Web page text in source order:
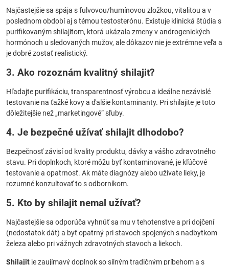
Najčastejšie sa spája s fulvovou/humínovou zložkou, vitalitou a v
poslednom období aj s témou testosterónu. Existuje klinická štúdia s
purifikovaným shilajitom, ktorá ukázala zmeny v androgenických
hormónoch u sledovaných mužov, ale dôkazov nie je extrémne veľa a
je dobré zostať realistický.
3. Ako rozoznám kvalitný shilajit?
Hľadajte purifikáciu, transparentnosť výrobcu a ideálne nezávislé
testovanie na ťažké kovy a ďalšie kontaminanty. Pri shilajite je toto
dôležitejšie než „marketingové“ sľuby.
4. Je bezpečné užívať shilajit dlhodobo?
Bezpečnosť závisí od kvality produktu, dávky a vášho zdravotného
stavu. Pri doplnkoch, ktoré môžu byť kontaminované, je kľúčové
testovanie a opatrnosť. Ak máte diagnózy alebo užívate lieky, je
rozumné konzultovať to s odborníkom.
5. Kto by shilajit nemal užívať?
Najčastejšie sa odporúča vyhnúť sa mu v tehotenstve a pri dojčení
(nedostatok dát) a byť opatrný pri stavoch spojených s nadbytkom
železa alebo pri vážnych zdravotných stavoch a liekoch.
Shilajit je zaujímavý doplnok so silným tradičným príbehom a s